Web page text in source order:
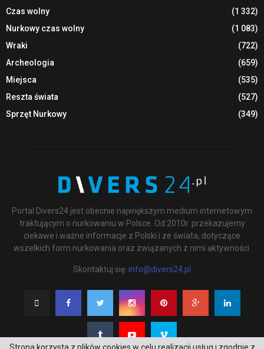
Czas wolny
(1 332)
Nurkowy czas wolny
(1 083)
Wraki
(722)
Archeologia
(659)
Miejsca
(535)
Reszta świata
(527)
Sprzęt Nurkowy
(349)
Portal Divers24 jest obecnie największym medium internetowym
traktującym o nurkowaniu w Polsce. Od 2010r. przekazujemy
ciekawe i ważne informacje z Polski i ze świata, dotyczące
wszelkich form nurkowania oraz związanych z nimi aktywności.
Skontaktuj się: info@divers24.pl